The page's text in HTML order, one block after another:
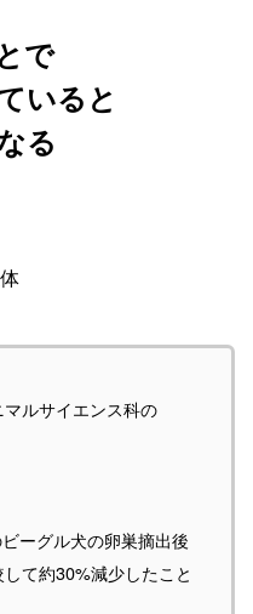
で
いると
る
ルサイエンス科の
ーグル犬の卵巣摘出後
て約30%減少したこと